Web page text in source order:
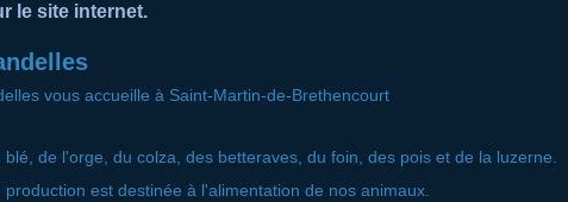
le site internet.
vous accueille à Saint-Martin-de-Brethencourt
blé, de l'orge, du colza, des betteraves, du foin, des pois et de la luzerne.
production est destinée à l'alimentation de nos animaux.